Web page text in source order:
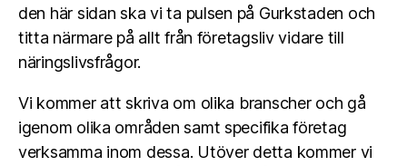
den här sidan ska vi ta pulsen på Gurkstaden och
titta närmare på allt från företagsliv vidare till
näringslivsfrågor.
Vi kommer att skriva om olika branscher och gå
igenom olika områden samt specifika företag
verksamma inom dessa. Utöver detta kommer vi